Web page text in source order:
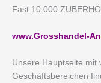
Fast 10.000
www.Grosshandel-
Unsere Hauptseite mit
Geschäftsbereichen